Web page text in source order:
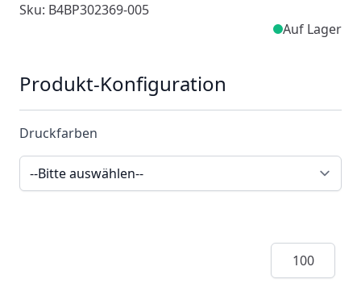
Sku: B4BP302369-005
Auf Lager
Produkt-Konfiguration
Druckfarben
Menge